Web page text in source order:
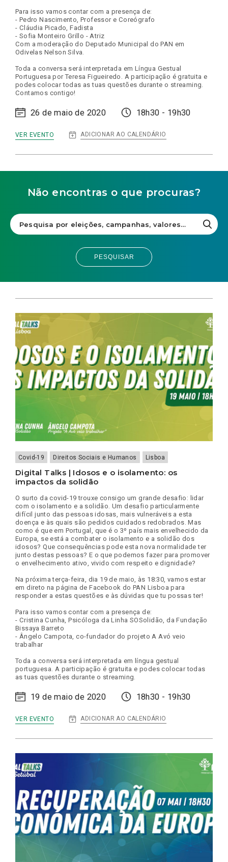
Para isso vamos contar com a presença de:
- Pedro Nascimento, Professor e Coreógrafo
- Cláudia Picado, Fadista
- Sofia Monteiro Grillo - Atriz
Com a moderação do Deputado Municipal do PAN em
Odivelas Nelson Silva.
Toda a conversa será interpretada em Língua Gestual
Portuguesa por Teresa Figueiredo. A participação é gratuita e
podes colocar todas as tuas questões durante o streaming.
Contamos contigo!
26 de maio de 2020 18h30 - 19h30
VER EVENTO ADICIONAR AO CALENDÁRIO
:
DIGITAL
|
E
ERA
Não encontras o que procuras?
PESQUISAR
Covid-19 Direitos Sociais e Humanos Lisboa
Digital Talks | Idosos e o isolamento: os
impactos da solidão
O surto da covid-19 trouxe consigo um grande desafio: lidar
com o isolamento e a solidão. Um desafio particularmente
difícil junto das pessoas idosas, mais vulneráveis a esta
doença e às quais são pedidos cuidados redobrados. Mas
como é que em Portugal, que é o 3º país mais envelhecido da
Europa, se está a combater o isolamento e a solidão dos
idosos? Que consequências pode esta nova normalidade ter
junto destas pessoas? E o que podemos fazer para promover
o envelhecimento ativo, vivido com respeito e dignidade?
Na próxima terça-feira, dia 19 de maio, às 18:30, vamos estar
em direto na página de Facebook do PAN Lisboa para
responder a estas questões e às dúvidas que tu possas ter!
Para isso vamos contar com a presença de:
- Cristina Cunha, Psicóloga da Linha SOSolidão, da Fundação
Bissaya Barreto
- Ângelo Campota, co-fundador do projeto A Avó veio
trabalhar
Toda a conversa será interpretada em língua gestual
portuguesa. A participação é gratuita e podes colocar todas
as tuas questões durante o streaming.
19 de maio de 2020 18h30 - 19h30
VER EVENTO ADICIONAR AO CALENDÁRIO
:
DIGITAL
|
DA
SOLIDÃO